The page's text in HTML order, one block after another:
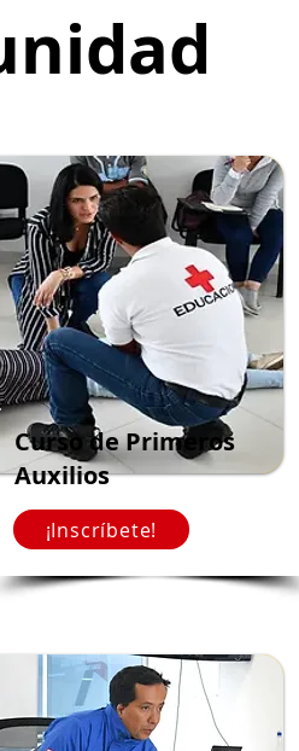
Curso de Primeros
Auxilios
¡Inscríbete!